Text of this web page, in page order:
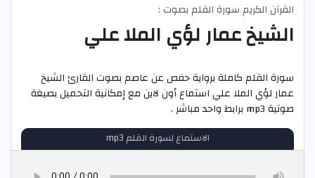
القرآن الكريم سورة القلم بصوت :
الشيخ عمار لؤي الملا علي
سورة القلم كاملة برواية حفص عن عاصم بصوت القارئ الشيخ
عمار لؤي الملا علي استماع أون لاين مع إمكانية التحميل بصيغة
صوتية mp3 برابط واحد مباشر .
الاستماع لسورة القلم mp3